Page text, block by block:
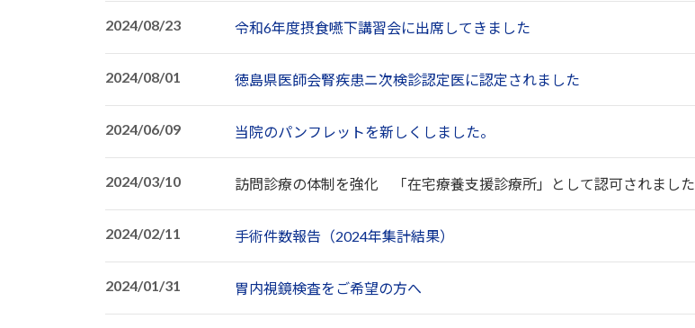
2024/08/23 令和6年度摂食嚥下講習会に出席してきました
2024/08/01 徳島県医師会腎疾患ニ次検診認定医に認定されました
2024/06/09 当院のパンフレットを新しくしました。
2024/03/10 訪問診療の体制を強化 「在宅療養支援診療所」として認可されました
2024/02/11 手術件数報告（2024年集計結果）
2024/01/31 胃内視鏡検査をご希望の方へ